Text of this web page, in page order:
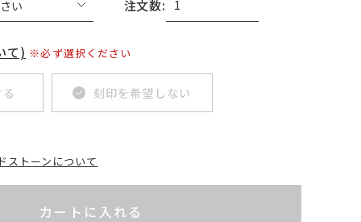
注文数:
て) ※必ず選択ください
刻印を希望しない
ストーンについて
カートに入れる